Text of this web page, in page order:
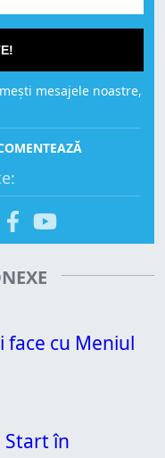
mesajele noastre,
face cu Meniul
Start în